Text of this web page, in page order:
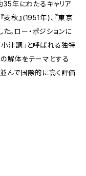
35年にわたるキャリア
麦秋』(1951年)、『東京
。ロー・ポジションに
津調」と呼ばれる独特
解体をテーマとする
んで国際的に高く評価